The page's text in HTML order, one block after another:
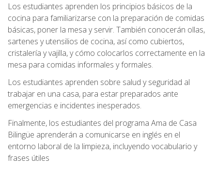
Los estudiantes aprenden los principios básicos de la
cocina para familiarizarse con la preparación de comidas
básicas, poner la mesa y servir. También conocerán ollas,
sartenes y utensilios de cocina, así como cubiertos,
cristalería y vajilla, y cómo colocarlos correctamente en la
mesa para comidas informales y formales.
Los estudiantes aprenden sobre salud y seguridad al
trabajar en una casa, para estar preparados ante
emergencias e incidentes inesperados.
Finalmente, los estudiantes del programa Ama de Casa
Bilingüe aprenderán a comunicarse en inglés en el
entorno laboral de la limpieza, incluyendo vocabulario y
frases útiles